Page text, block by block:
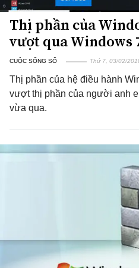
Thị phần của
vượt qua Windows
CUỘC SỐNG SỐ Thứ 7, 03/02/
Thị phần của hệ điều hành
vượt thị phần của người anh
vừa qua.